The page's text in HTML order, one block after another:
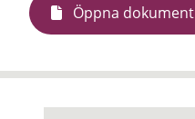
Öppna dokument